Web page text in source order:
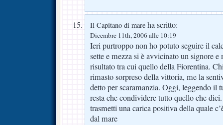
Il Capitano di mare ha scritto:
Dicembre 11th, 2006 alle 10:19
Ieri purtroppo non ho potuto seguire il
sette e mezza si è avvicinato un signore
risultato tra cui quello della Fiorentina.
rimasto sorpreso della vittoria, me la
detto per scaramanzia. Oggi, leggendo il
resta che condividere tutto quello che
trasmetti una carica positiva della quale
dal mare